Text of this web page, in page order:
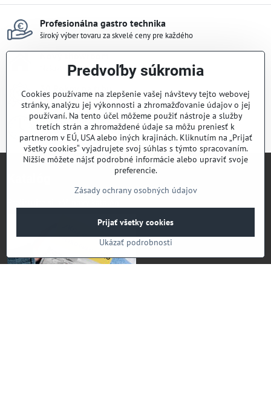
Profesionálna gastro technika
široký výber tovaru za skvelé ceny pre každého
Nový showroom
Naštívte náš nový showroom v Dunajskej Strede
30 Rokov na trhu
skúsenosti, na ktoré sa dá spoľahnúť
Rýchle dodanie
Doručenie tovaru do 24-48H
Predvoľby súkromia
Cookies používame na zlepšenie vašej návštevy tejto webovej
stránky, analýzu jej výkonnosti a zhromažďovanie údajov o jej
používaní. Na tento účel môžeme použiť nástroje a služby
tretích strán a zhromaždené údaje sa môžu preniesť k
partnerom v EÚ, USA alebo iných krajinách. Kliknutím na „Prijať
všetky cookies“ vyjadrujete svoj súhlas s týmto spracovaním.
Nižšie môžete nájsť podrobné informácie alebo upraviť svoje
preferencie.
Zásady ochrany osobných údajov
Ukázať podrobnosti
Prijať všetky cookies